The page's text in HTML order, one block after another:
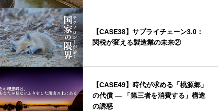
【CASE38】サプライチェーン3.0：
関税が変える製造業の未来②
【CASE49】時代が求める「桃源郷」
の代償 ― 「第三者を消費する」構造
の誘惑